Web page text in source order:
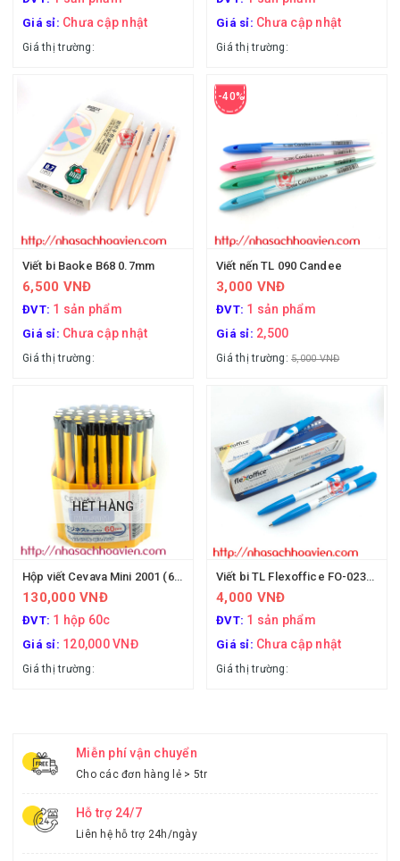
Giá sỉ: Chưa cập nhật
Giá thị trường:
Giá sỉ: Chưa cập nhật
Giá thị trường:
Viết bi Baoke B68 0.7mm
6,500 VNĐ
ĐVT: 1 sản phẩm
Giá sỉ: Chưa cập nhật
Giá thị trường:
-40%
Viết nến TL 090 Candee
3,000 VNĐ
ĐVT: 1 sản phẩm
Giá sỉ: 2,500
Giá thị trường: 5,000 VNĐ
HẾT HÀNG
Hộp viết Cevava Mini 2001 (60 cây)
130,000 VNĐ
ĐVT: 1 hộp 60c
Giá sỉ: 120,000 VNĐ
Giá thị trường:
Viết bi TL Flexoffice FO-023/VN
4,000 VNĐ
ĐVT: 1 sản phẩm
Giá sỉ: Chưa cập nhật
Giá thị trường:
Miễn phí vận chuyển
Cho các đơn hàng lẻ > 5tr
Hỗ trợ 24/7
Liên hệ hỗ trợ 24h/ngày